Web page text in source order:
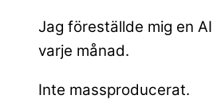
Jag föreställde mig en
varje månad.
Inte massproducerat.